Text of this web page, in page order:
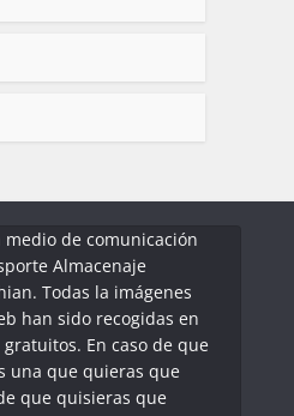
medio de comunicación
Almacenaje
Todas la imágenes
han sido recogidas en
En caso de que
una que quieras que
que quisieras que